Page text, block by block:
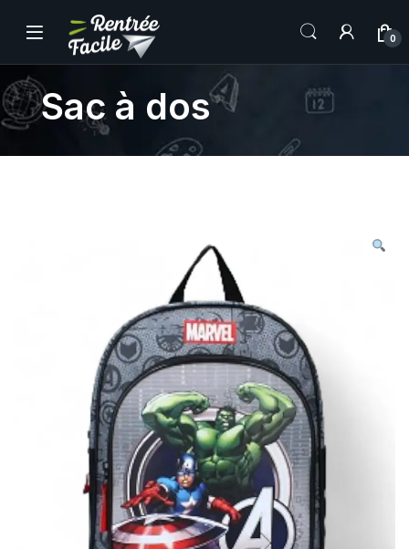
0
Sac à dos